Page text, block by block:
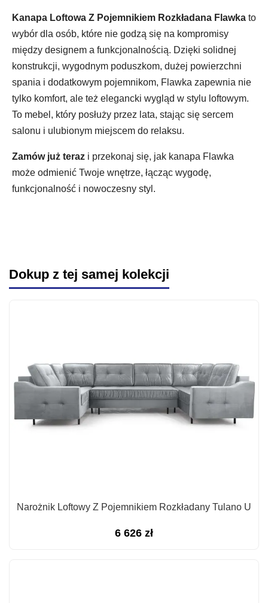
Kanapa Loftowa Z Pojemnikiem Rozkładana Flawka to
wybór dla osób, które nie godzą się na kompromisy
między designem a funkcjonalnością. Dzięki solidnej
konstrukcji, wygodnym poduszkom, dużej powierzchni
spania i dodatkowym pojemnikom, Flawka zapewnia nie
tylko komfort, ale też elegancki wygląd w stylu loftowym.
To mebel, który posłuży przez lata, stając się sercem
salonu i ulubionym miejscem do relaksu.
Zamów już teraz i przekonaj się, jak kanapa Flawka
może odmienić Twoje wnętrze, łącząc wygodę,
funkcjonalność i nowoczesny styl.
Dokup z tej samej kolekcji
Narożnik Loftowy Z Pojemnikiem Rozkładany Tulano U
6 626 zł